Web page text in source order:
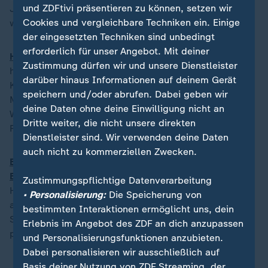
Jahr hinein über der Zwei-Prozent-Marke festsetzen
wird.
Heilige drei Könige:Etwa 300.000 Sternsinger ziehen
heute durch Deutschland und sammeln Spenden für
Kinder in Not. Im letzten Jahr kamen so mehr als 45
Millionen Euro zusammen. In Bayern, Baden-
Württemberg und Sachsen-Anhalt ist heute zudem
Feiertag.
Bei der 73. Vierschanzentournee fällt die
Entscheidung:
Die drei Österreicher Stefan Kraft, Jan
Hörl und Daniel Tschofenig werden den Gesamtsieg
aller Voraussicht nach unter sich ausmachen. Die
Skisprung-Fans in Bischofshofen können sich auf ein
packendes Finale freuen. Das ZDF überträgt live.
und ZDFtivi präsentieren zu können, setzen wir
Cookies und vergleichbare Techniken ein. Einige
der eingesetzten Techniken sind unbedingt
erforderlich für unser Angebot. Mit deiner
Zustimmung dürfen wir und unsere Dienstleister
darüber hinaus Informationen auf deinem Gerät
speichern und/oder abrufen. Dabei geben wir
deine Daten ohne deine Einwilligung nicht an
Dritte weiter, die nicht unsere direkten
Dienstleister sind. Wir verwenden deine Daten
auch nicht zu kommerziellen Zwecken.
Zustimmungspflichtige Datenverarbeitung
• Personalisierung:Die Speicherung von
bestimmten Interaktionen ermöglicht uns, dein
Erlebnis im Angebot des ZDF an dich anzupassen
und Personalisierungsfunktionen anzubieten.
Dabei personalisieren wir ausschließlich auf